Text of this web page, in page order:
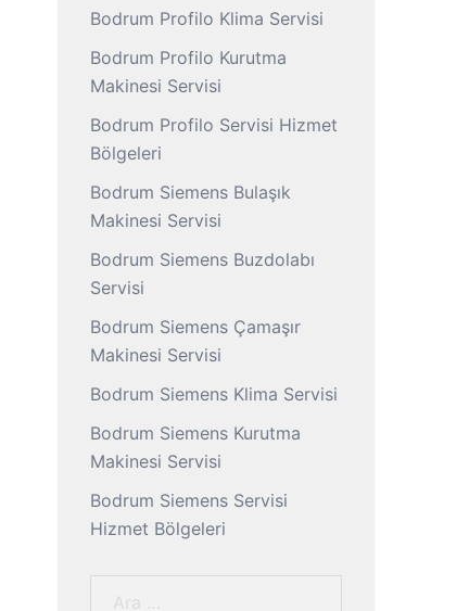
Bodrum Profilo Klima Servisi
Bodrum Profilo Kurutma
Makinesi Servisi
Bodrum Profilo Servisi Hizmet
Bölgeleri
Bodrum Siemens Bulaşık
Makinesi Servisi
Bodrum Siemens Buzdolabı
Servisi
Bodrum Siemens Çamaşır
Makinesi Servisi
Bodrum Siemens Klima Servisi
Bodrum Siemens Kurutma
Makinesi Servisi
Bodrum Siemens Servisi
Hizmet Bölgeleri